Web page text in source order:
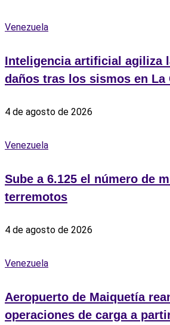
Venezuela
Inteligencia artificial agiliza
daños tras los sismos en La
4 de agosto de 2026
Venezuela
Sube a 6.125 el número de
terremotos
4 de agosto de 2026
Venezuela
Aeropuerto de Maiquetía
operaciones de carga a